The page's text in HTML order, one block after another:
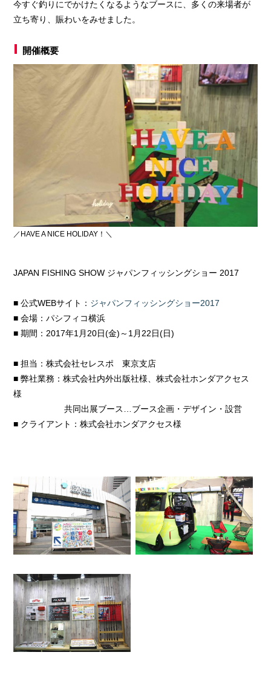
今すぐ釣りにでかけたくなるようなブースに、多くの来場者が
立ち寄り、賑わいをみせました。
開催概要
／HAVE A NICE HOLIDAY！＼
JAPAN FISHING SHOW ジャパンフィッシングショー 2017
■ 公式WEBサイト： ジャパンフィッシングショー2017
■ 会場：パシフィコ横浜
■ 期間：2017年1月20日(金)～1月22日(日)
■ 担当：株式会社セレスポ 東京支店
■ 弊社業務：株式会社内外出版社様、株式会社ホンダアクセス
様
共同出展ブース…ブース企画・デザイン・設営
■ クライアント：株式会社ホンダアクセス様